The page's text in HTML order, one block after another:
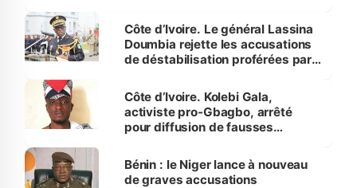
Côte d’Ivoire. Le général Lassina
Doumbia rejette les accusations
de déstabilisation proférées par
Côte d’Ivoire. Kolebi Gala,
activiste pro-Gbagbo, arrêté
pour diffusion de fausses
Bénin : le Niger lance à nouveau
de graves accusations